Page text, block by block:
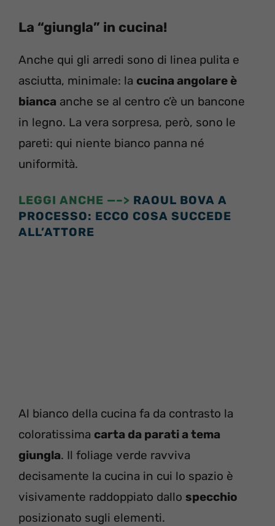
La “giungla” in cucina!
Anche qui gli arredi sono di linea pulita e
asciutta, minimale: la cucina angolare è
bianca anche se al centro c’è un bancone
in legno. La vera sorpresa, però, sono le
pareti: qui niente bianco panna né
uniformità.
LEGGI ANCHE —–> RAOUL BOVA A
PROCESSO: ECCO COSA SUCCEDE
ALL’ATTORE
Al bianco della cucina fa da contrasto la
coloratissima carta da parati a tema
giungla. Il foliage verde ravviva
decisamente la cucina in cui lo spazio è
visivamente raddoppiato dallo specchio
posizionato sugli elementi.